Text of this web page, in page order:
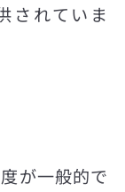
されていま
が一般的で